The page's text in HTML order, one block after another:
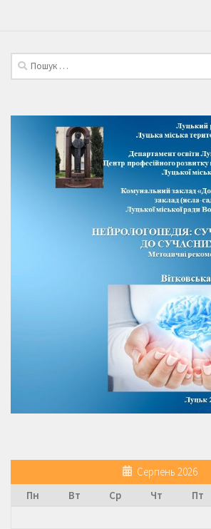
Пошук:
Серпень 2026
Пн
Вт Ср Чт Пт